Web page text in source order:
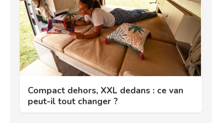
Compact dehors, XXL dedans : ce van
peut-il tout changer ?